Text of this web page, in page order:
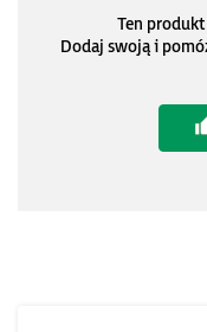
Ten
Dodaj swoją i